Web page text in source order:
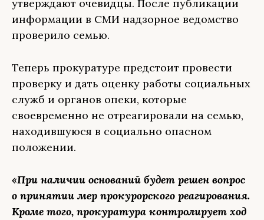
утверждают очевидцы. После публикации
информации в СМИ надзорное ведомство
проверило семью.
Теперь прокуратуре предстоит провести
проверку и дать оценку работы социальных
служб и органов опеки, которые
своевременно не отреагировали на семью,
находившуюся в социально опасном
положении.
«При наличии оснований будет решен вопрос
о принятии мер прокурорского реагирования.
Кроме того, прокуратура контролирует ход